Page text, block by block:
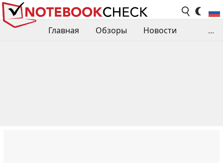
Главная Обзоры
Новости
...